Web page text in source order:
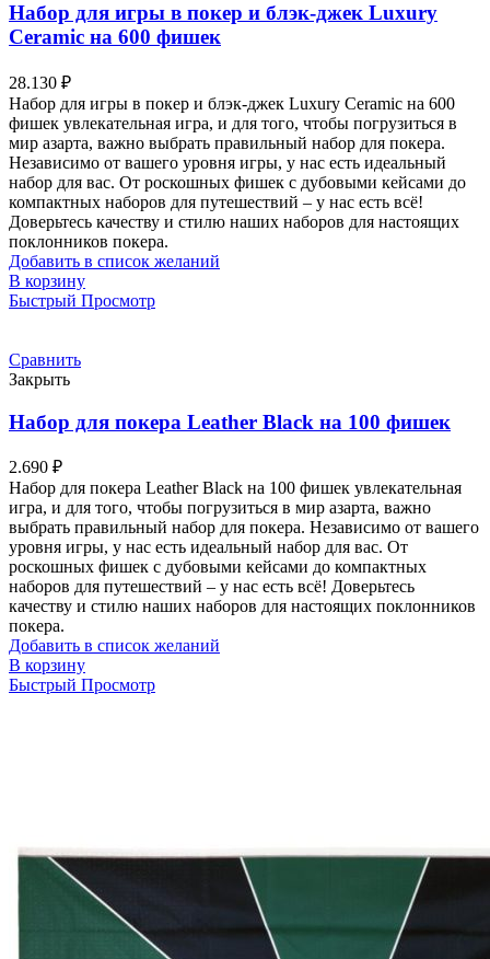
Набор для игры в покер и блэк-джек Luxury
Ceramic на 600 фишек
28.130 ₽
Набор для игры в покер и блэк-джек Luxury Ceramic на 600
фишек увлекательная игра, и для того, чтобы погрузиться в
мир азарта, важно выбрать правильный набор для покера.
Независимо от вашего уровня игры, у нас есть идеальный
набор для вас. От роскошных фишек с дубовыми кейсами до
компактных наборов для путешествий – у нас есть всё!
Доверьтесь качеству и стилю наших наборов для настоящих
поклонников покера.
Добавить в список желаний
В корзину
Быстрый Просмотр
Сравнить
Закрыть
Набор для покера Leather Black на 100 фишек
2.690 ₽
Набор для покера Leather Black на 100 фишек увлекательная
игра, и для того, чтобы погрузиться в мир азарта, важно
выбрать правильный набор для покера. Независимо от вашего
уровня игры, у нас есть идеальный набор для вас. От
роскошных фишек с дубовыми кейсами до компактных
наборов для путешествий – у нас есть всё! Доверьтесь
качеству и стилю наших наборов для настоящих поклонников
покера.
Добавить в список желаний
В корзину
Быстрый Просмотр